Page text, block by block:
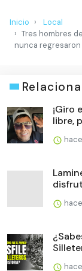
Inicio
Local
Tres hombres
nunca regresaron
¡Giro
libre,